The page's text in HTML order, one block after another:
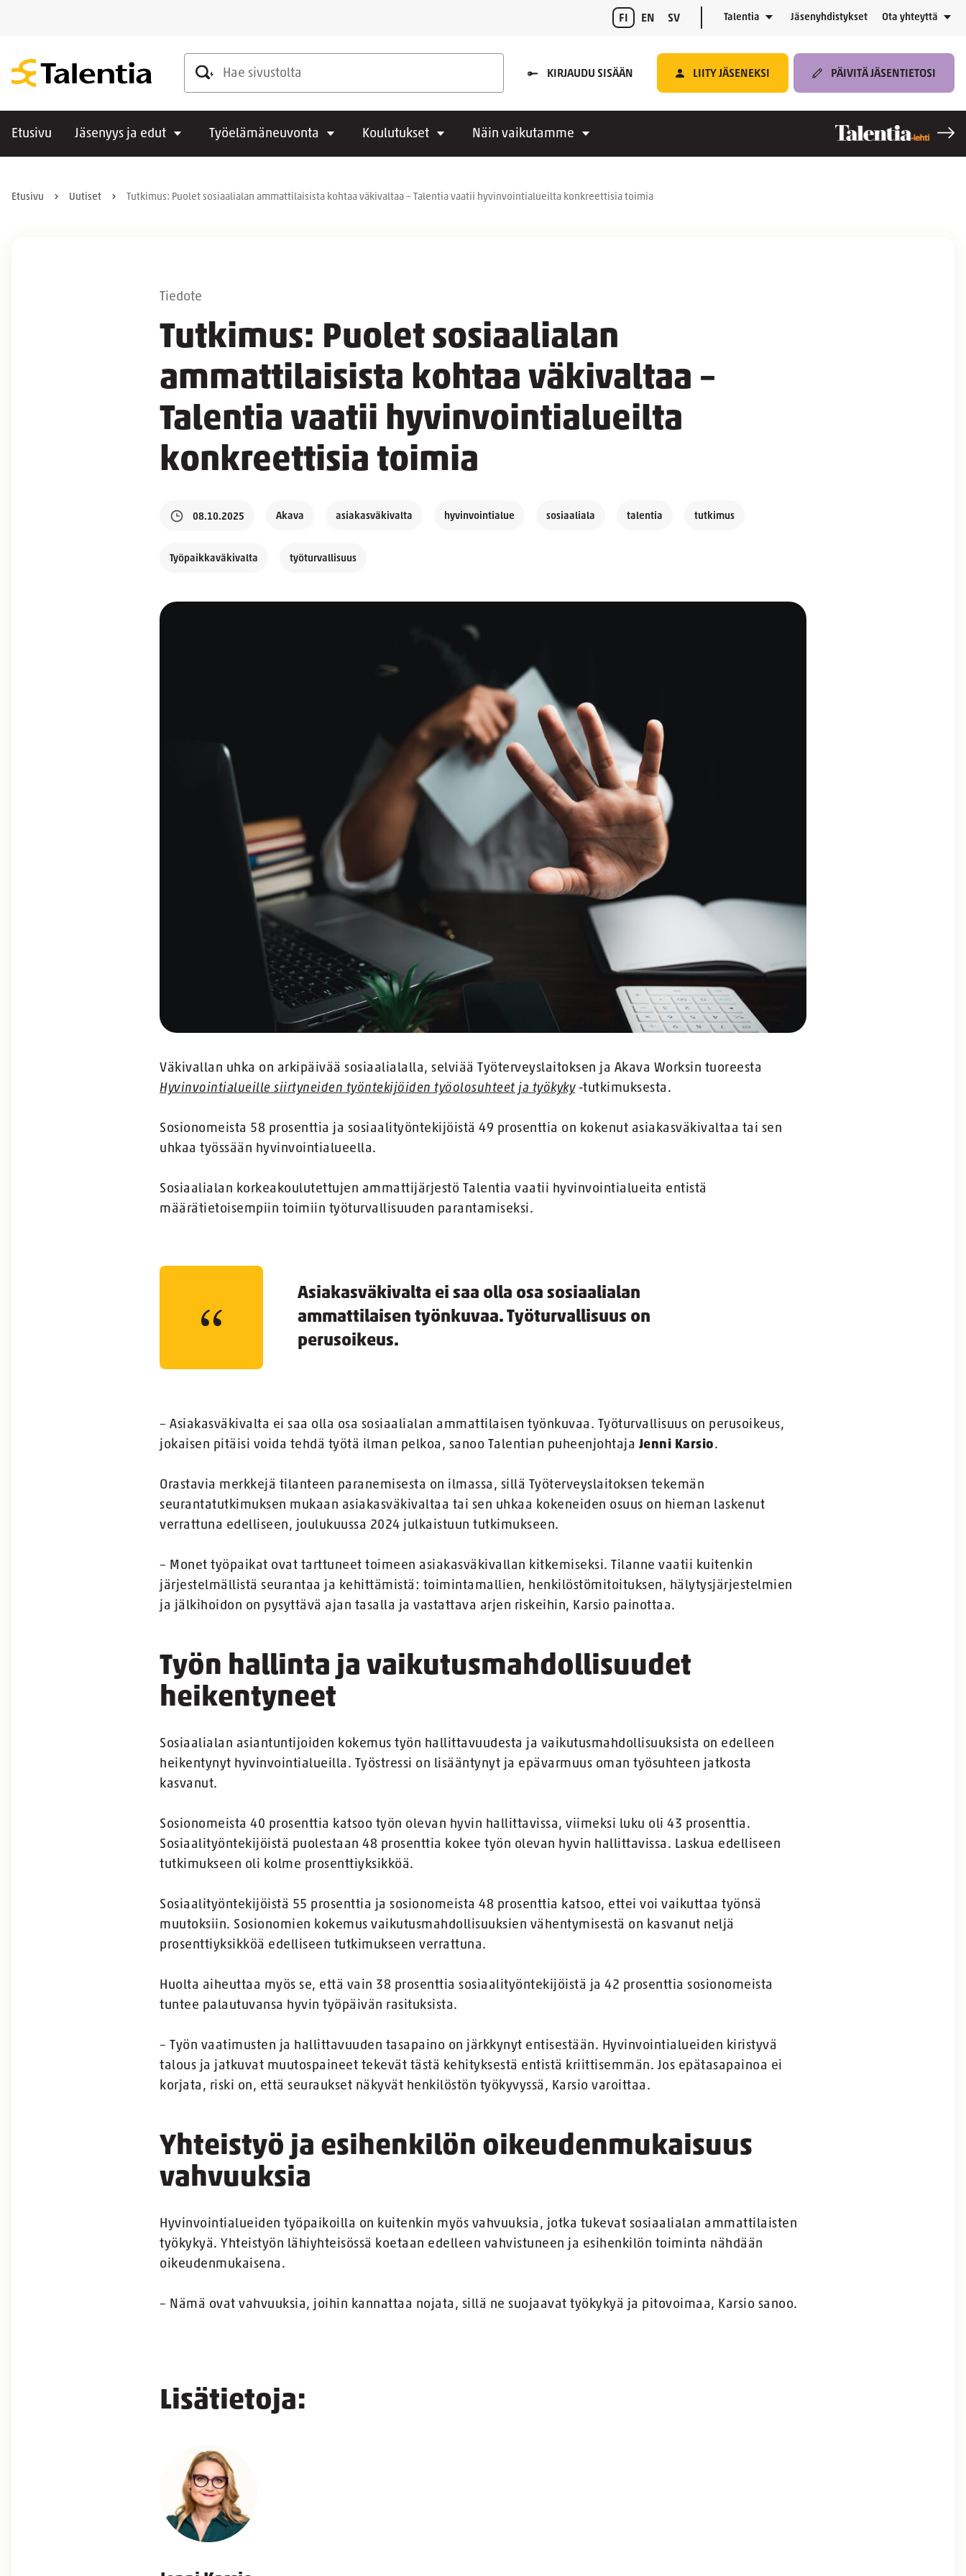
FI EN SV Talentia Jäsenyhdistykset Ota yhteyttä
Hae sivustolta
KIRJAUDU SISÄÄN LIITY JÄSENEKSI PÄIVITÄ JÄSENTIETOSI
Etusivu Jäsenyys ja edut Työelämäneuvonta Koulutukset Näin vaikutamme
Etusivu Uutiset Tutkimus: Puolet sosiaalialan ammattilaisista kohtaa väkivaltaa – Talentia vaatii hyvinvointialueilta konkreettisia toimia
Tiedote
Tutkimus: Puolet sosiaalialan
ammattilaisista kohtaa väkivaltaa –
Talentia vaatii hyvinvointialueilta
konkreettisia toimia
08.10.2025 Akava asiakasväkivalta hyvinvointialue sosiaaliala talentia tutkimus
Työpaikkaväkivalta työturvallisuus
Väkivallan uhka on arkipäivää sosiaalialalla, selviää Työterveyslaitoksen ja Akava Worksin tuoreesta
Hyvinvointialueille siirtyneiden työntekijöiden työolosuhteet ja työkyky-tutkimuksesta.
Sosionomeista 58 prosenttia ja sosiaalityöntekijöistä 49 prosenttia on kokenut asiakasväkivaltaa tai sen
uhkaa työssään hyvinvointialueella.
Sosiaalialan korkeakoulutettujen ammattijärjestö Talentia vaatii hyvinvointialueita entistä
määrätietoisempiin toimiin työturvallisuuden parantamiseksi.
Asiakasväkivalta ei saa olla osa sosiaalialan
ammattilaisen työnkuvaa. Työturvallisuus on
perusoikeus.
– Asiakasväkivalta ei saa olla osa sosiaalialan ammattilaisen työnkuvaa. Työturvallisuus on perusoikeus,
jokaisen pitäisi voida tehdä työtä ilman pelkoa, sanoo Talentian puheenjohtaja Jenni Karsio.
Orastavia merkkejä tilanteen paranemisesta on ilmassa, sillä Työterveyslaitoksen tekemän
seurantatutkimuksen mukaan asiakasväkivaltaa tai sen uhkaa kokeneiden osuus on hieman laskenut
verrattuna edelliseen, joulukuussa 2024 julkaistuun tutkimukseen.
– Monet työpaikat ovat tarttuneet toimeen asiakasväkivallan kitkemiseksi. Tilanne vaatii kuitenkin
järjestelmällistä seurantaa ja kehittämistä: toimintamallien, henkilöstömitoituksen, hälytysjärjestelmien
ja jälkihoidon on pysyttävä ajan tasalla ja vastattava arjen riskeihin, Karsio painottaa.
Työn hallinta ja vaikutusmahdollisuudet
heikentyneet
Sosiaalialan asiantuntijoiden kokemus työn hallittavuudesta ja vaikutusmahdollisuuksista on edelleen
heikentynyt hyvinvointialueilla. Työstressi on lisääntynyt ja epävarmuus oman työsuhteen jatkosta
kasvanut.
Sosionomeista 40 prosenttia katsoo työn olevan hyvin hallittavissa, viimeksi luku oli 43 prosenttia.
Sosiaalityöntekijöistä puolestaan 48 prosenttia kokee työn olevan hyvin hallittavissa. Laskua edelliseen
tutkimukseen oli kolme prosenttiyksikköä.
Sosiaalityöntekijöistä 55 prosenttia ja sosionomeista 48 prosenttia katsoo, ettei voi vaikuttaa työnsä
muutoksiin. Sosionomien kokemus vaikutusmahdollisuuksien vähentymisestä on kasvanut neljä
prosenttiyksikköä edelliseen tutkimukseen verrattuna.
Huolta aiheuttaa myös se, että vain 38 prosenttia sosiaalityöntekijöistä ja 42 prosenttia sosionomeista
tuntee palautuvansa hyvin työpäivän rasituksista.
– Työn vaatimusten ja hallittavuuden tasapaino on järkkynyt entisestään. Hyvinvointialueiden kiristyvä
talous ja jatkuvat muutospaineet tekevät tästä kehityksestä entistä kriittisemmän. Jos epätasapainoa ei
korjata, riski on, että seuraukset näkyvät henkilöstön työkyvyssä, Karsio varoittaa.
Yhteistyö ja esihenkilön oikeudenmukaisuus
vahvuuksia
Hyvinvointialueiden työpaikoilla on kuitenkin myös vahvuuksia, jotka tukevat sosiaalialan ammattilaisten
työkykyä. Yhteistyön lähiyhteisössä koetaan edelleen vahvistuneen ja esihenkilön toiminta nähdään
oikeudenmukaisena.
– Nämä ovat vahvuuksia, joihin kannattaa nojata, sillä ne suojaavat työkykyä ja pitovoimaa, Karsio sanoo.
Lisätietoja: